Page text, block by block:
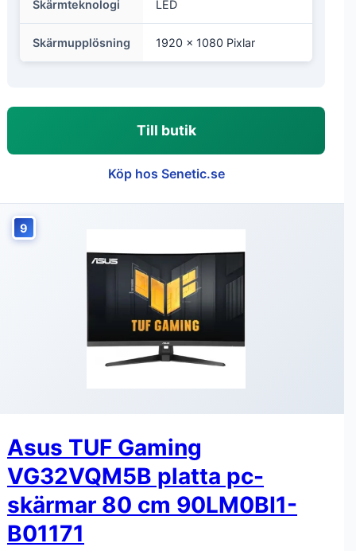
Skärmteknologi LED
Skärmupplösning 1920 x 1080 Pixlar
Till butik
Köp hos Senetic.se
9
Asus TUF Gaming
VG32VQM5B platta pc-
skärmar 80 cm 90LM0BI1-
B01171